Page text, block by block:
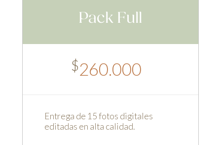
Pack Full
$260.000
Entrega de 15 fotos digitales
editadas en alta calidad.